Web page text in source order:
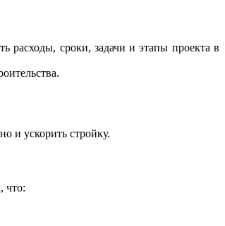
расходы, сроки, задачи и этапы проекта в
и ускорить стройку.
что: